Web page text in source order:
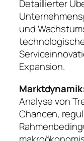
Detaillierter
und
Expansion.
Analyse von
Chancen,